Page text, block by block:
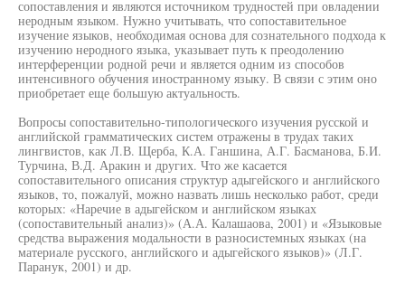
сопоставления и являются источником трудностей при овладении
неродным языком. Нужно учитывать, что сопоставительное
изучение языков, необходимая основа для сознательного подхода к
изучению неродного языка, указывает путь к преодолению
интерференции родной речи и является одним из способов
интенсивного обучения иностранному языку. В связи с этим оно
приобретает еще большую актуальность.
Вопросы сопоставительно-типологического изучения русской и
английской грамматических систем отражены в трудах таких
лингвистов, как Л.В. Щерба, К.А. Ганшина, А.Г. Басманова, Б.И.
Турчина, В.Д. Аракин и других. Что же касается
сопоставительного описания структур адыгейского и английского
языков, то, пожалуй, можно назвать лишь несколько работ, среди
которых: «Наречие в адыгейском и английском языках
(сопоставительный анализ)» (А.А. Калашаова, 2001) и «Языковые
средства выражения модальности в разносистемных языках (на
материале русского, английского и адыгейского языков)» (Л.Г.
Паранук, 2001) и др.